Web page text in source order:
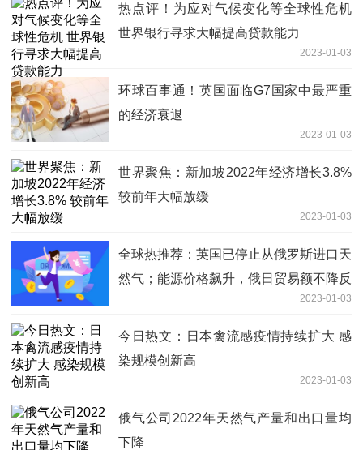
热点评！为应对气候变化等全球性危机
世界银行寻求大幅提高贷款能力
2023-01-03
环球百事通！英国面临G7国家中最严重
的经济衰退
2023-01-03
世界聚焦：新加坡2022年经济增长3.8%
较前年大幅放缓
2023-01-03
全球热推荐：英国已停止从俄罗斯进口天
然气；能源价格飙升，俄日贸易额不降反
2023-01-03
今日热文：日本禽流感疫情持续扩大 感
染规模创新高
2023-01-03
俄气公司2022年天然气产量和出口量均
下降